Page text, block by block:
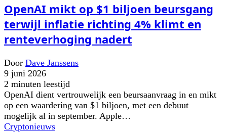
OpenAI mikt op $1 biljoen beursgang
terwijl inflatie richting 4% klimt en
renteverhoging nadert
Door Dave Janssens
9 juni 2026
2 minuten leestijd
OpenAI dient vertrouwelijk een beursaanvraag in en mikt
op een waardering van $1 biljoen, met een debuut
mogelijk al in september. Apple…
Cryptonieuws